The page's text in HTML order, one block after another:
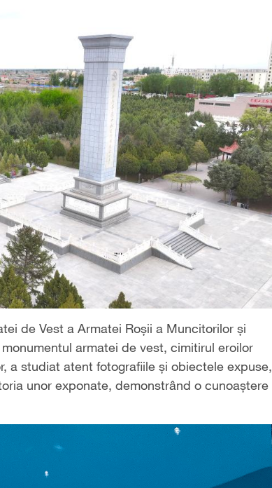
de Vest a Armatei Roșii a Muncitorilor și
armatei de vest, cimitirul eroilor
a studiat atent fotografiile și obiectele expuse,
unor exponate, demonstrând o cunoaștere